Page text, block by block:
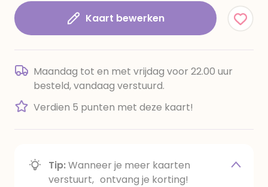
Kaart bewerken
Maandag tot en met vrijdag voor 22.00 uur
besteld, vandaag verstuurd.
Verdien 5 punten met deze kaart!
Tip:Wanneer je meer kaarten
verstuurt, ontvang je korting!